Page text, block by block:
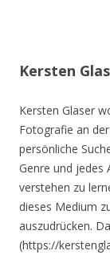
Kersten
Kersten Glaser
Fotografie an
persönliche
Genre und jedes
verstehen zu
dieses Medium
auszudrücken.
(https://